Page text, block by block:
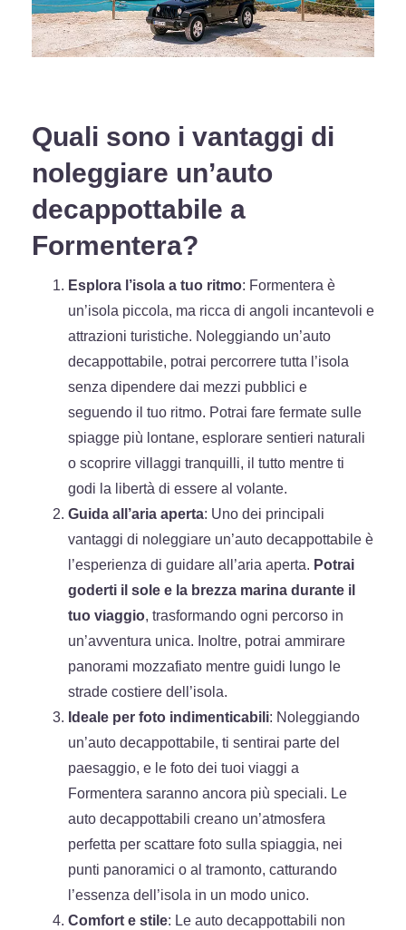
Quali sono i vantaggi di
noleggiare un’auto
decappottabile a
Formentera?
Esplora l’isola a tuo ritmo: Formentera è
un’isola piccola, ma ricca di angoli incantevoli e
attrazioni turistiche. Noleggiando un’auto
decappottabile, potrai percorrere tutta l’isola
senza dipendere dai mezzi pubblici e
seguendo il tuo ritmo. Potrai fare fermate sulle
spiagge più lontane, esplorare sentieri naturali
o scoprire villaggi tranquilli, il tutto mentre ti
godi la libertà di essere al volante.
Guida all’aria aperta: Uno dei principali
vantaggi di noleggiare un’auto decappottabile è
l’esperienza di guidare all’aria aperta. Potrai
goderti il sole e la brezza marina durante il
tuo viaggio, trasformando ogni percorso in
un’avventura unica. Inoltre, potrai ammirare
panorami mozzafiato mentre guidi lungo le
strade costiere dell’isola.
Ideale per foto indimenticabili: Noleggiando
un’auto decappottabile, ti sentirai parte del
paesaggio, e le foto dei tuoi viaggi a
Formentera saranno ancora più speciali. Le
auto decappottabili creano un’atmosfera
perfetta per scattare foto sulla spiaggia, nei
punti panoramici o al tramonto, catturando
l’essenza dell’isola in un modo unico.
Comfort e stile: Le auto decappottabili non